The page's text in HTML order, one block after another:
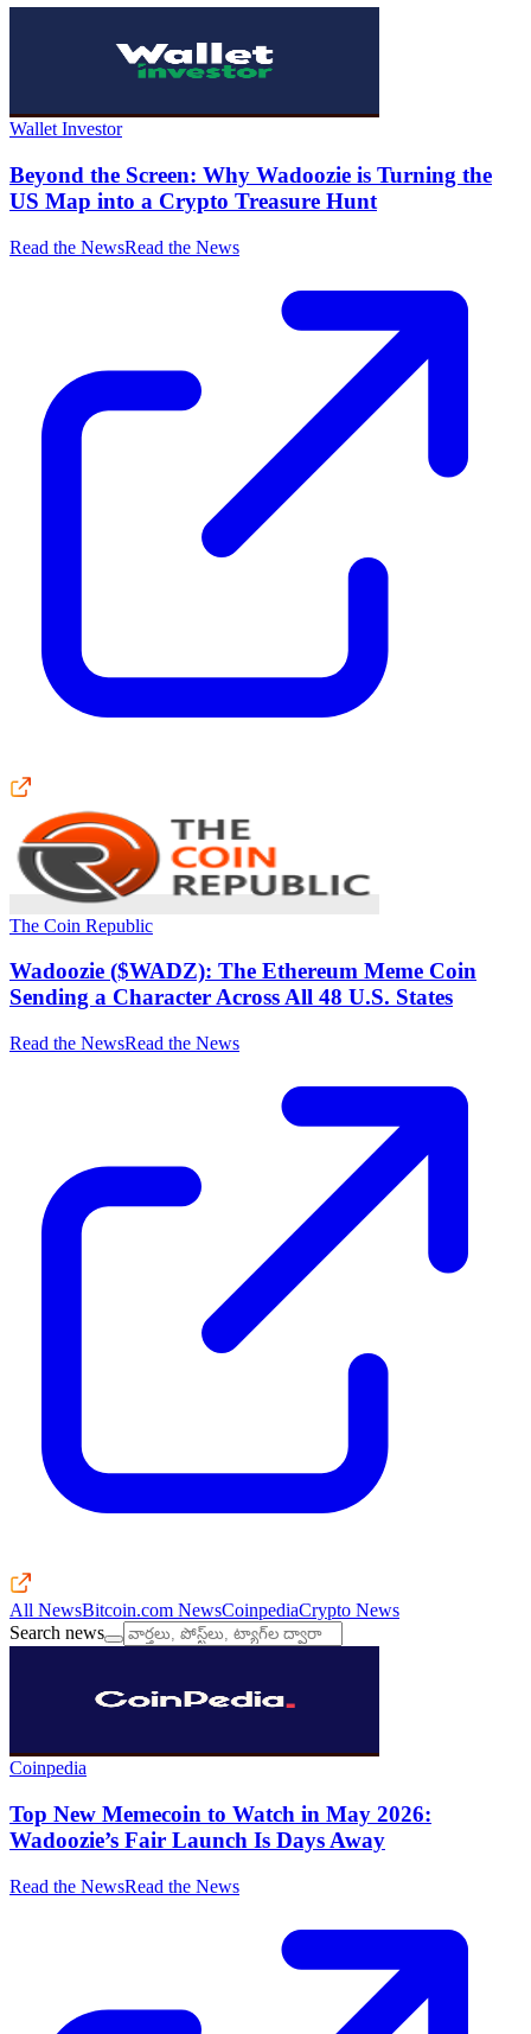
Wallet Investor
Beyond the Screen: Why Wadoozie is Turning the
US Map into a Crypto Treasure Hunt
Read the NewsRead the News
The Coin Republic
Wadoozie ($WADZ): The Ethereum Meme Coin
Sending a Character Across All 48 U.S. States
Read the NewsRead the News
All NewsBitcoin.com NewsCoinpediaCrypto News
Search news
Coinpedia
Top New Memecoin to Watch in May 2026:
Wadoozie’s Fair Launch Is Days Away
Read the NewsRead the News